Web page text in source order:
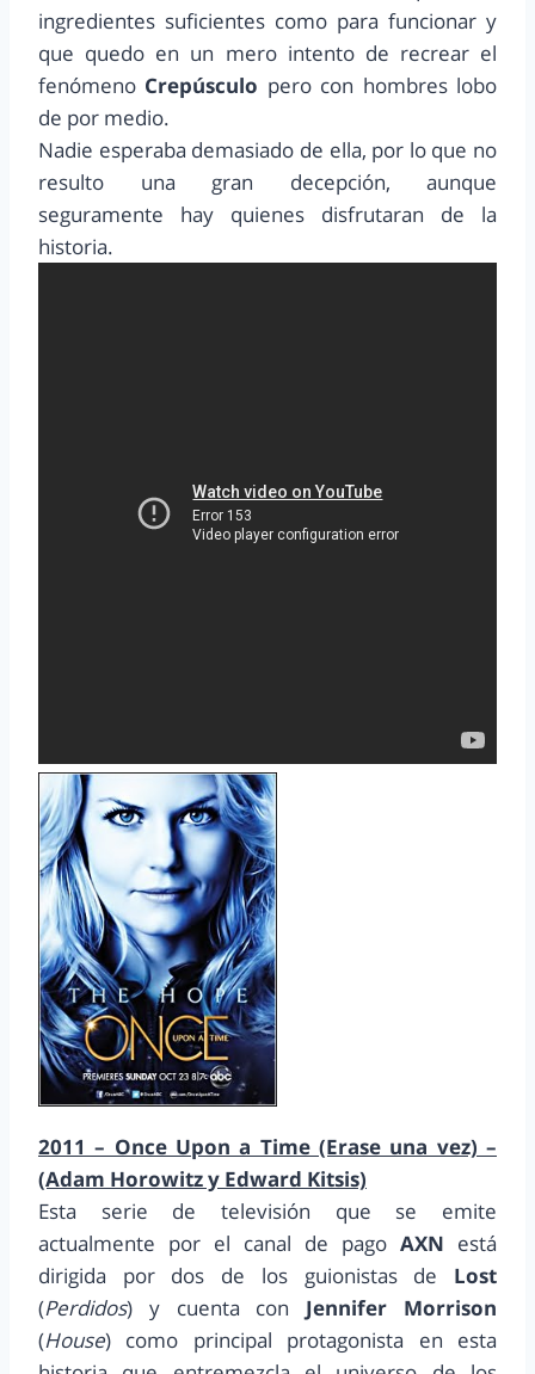
ingredientes suficientes como para funcionar y
que quedo en un mero intento de recrear el
fenómeno Crepúsculo pero con hombres lobo
de por medio.
Nadie esperaba demasiado de ella, por lo que no
resulto una gran decepción, aunque
seguramente hay quienes disfrutaran de la
historia.
2011 – Once Upon a Time (Erase una vez) –
(Adam Horowitz y Edward Kitsis)
Esta serie de televisión que se emite
actualmente por el canal de pago AXN está
dirigida por dos de los guionistas de Lost
(Perdidos) y cuenta con Jennifer Morrison
(House) como principal protagonista en esta